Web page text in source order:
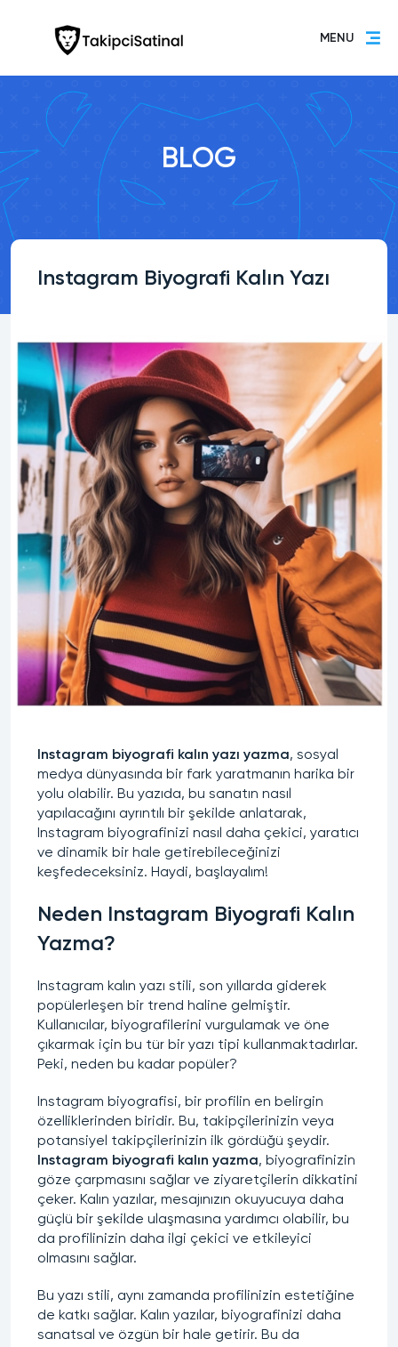
MENU
BLOG
Instagram Biyografi Kalın Yazı
Instagram biyografi kalın yazı yazma, sosyal
medya dünyasında bir fark yaratmanın harika bir
yolu olabilir. Bu yazıda, bu sanatın nasıl
yapılacağını ayrıntılı bir şekilde anlatarak,
Instagram biyografinizi nasıl daha çekici, yaratıcı
ve dinamik bir hale getirebileceğinizi
keşfedeceksiniz. Haydi, başlayalım!
Neden Instagram Biyografi Kalın
Yazma?
Instagram kalın yazı stili, son yıllarda giderek
popülerleşen bir trend haline gelmiştir.
Kullanıcılar, biyografilerini vurgulamak ve öne
çıkarmak için bu tür bir yazı tipi kullanmaktadırlar.
Peki, neden bu kadar popüler?
Instagram biyografisi, bir profilin en belirgin
özelliklerinden biridir. Bu, takipçilerinizin veya
potansiyel takipçilerinizin ilk gördüğü şeydir.
Instagram biyografi kalın yazma, biyografinizin
göze çarpmasını sağlar ve ziyaretçilerin dikkatini
çeker. Kalın yazılar, mesajınızın okuyucuya daha
güçlü bir şekilde ulaşmasına yardımcı olabilir, bu
da profilinizin daha ilgi çekici ve etkileyici
olmasını sağlar.
Bu yazı stili, aynı zamanda profilinizin estetiğine
de katkı sağlar. Kalın yazılar, biyografinizi daha
sanatsal ve özgün bir hale getirir. Bu da